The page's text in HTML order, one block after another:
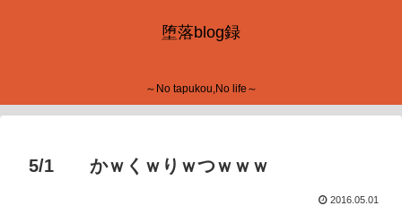
堕落blog録
～No tapukou,No life～
5/1 かｗくｗりｗつｗｗｗ
2016.05.01